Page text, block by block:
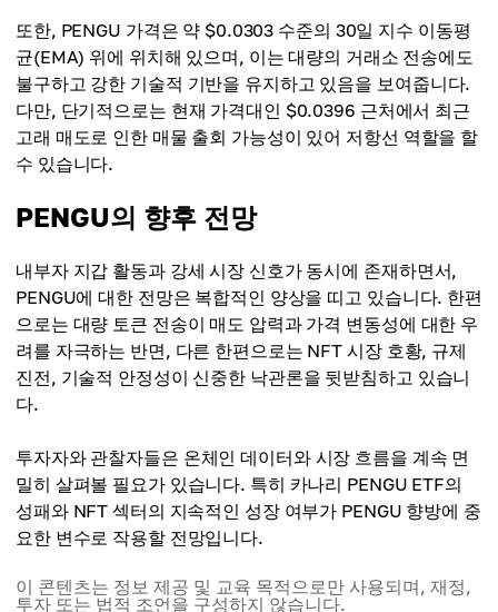
또한, PENGU 가격은 약 $0.0303 수준의 30일 지수 이동평
균(EMA) 위에 위치해 있으며, 이는 대량의 거래소 전송에도
불구하고 강한 기술적 기반을 유지하고 있음을 보여줍니다.
다만, 단기적으로는 현재 가격대인 $0.0396 근처에서 최근
고래 매도로 인한 매물 출회 가능성이 있어 저항선 역할을 할
수 있습니다.
PENGU의 향후 전망
내부자 지갑 활동과 강세 시장 신호가 동시에 존재하면서,
PENGU에 대한 전망은 복합적인 양상을 띠고 있습니다. 한편
으로는 대량 토큰 전송이 매도 압력과 가격 변동성에 대한 우
려를 자극하는 반면, 다른 한편으로는 NFT 시장 호황, 규제
진전, 기술적 안정성이 신중한 낙관론을 뒷받침하고 있습니
다.
투자자와 관찰자들은 온체인 데이터와 시장 흐름을 계속 면
밀히 살펴볼 필요가 있습니다. 특히 카나리 PENGU ETF의
성패와 NFT 섹터의 지속적인 성장 여부가 PENGU 향방에 중
요한 변수로 작용할 전망입니다.
이 콘텐츠는 정보 제공 및 교육 목적으로만 사용되며, 재정,
투자 또는 법적 조언을 구성하지 않습니다.